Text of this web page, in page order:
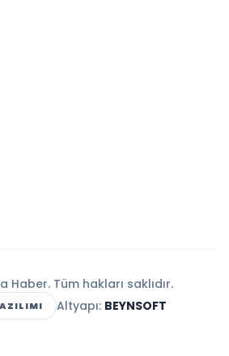
Haber. Tüm hakları saklıdır.
Altyapı: BEYNSOFT